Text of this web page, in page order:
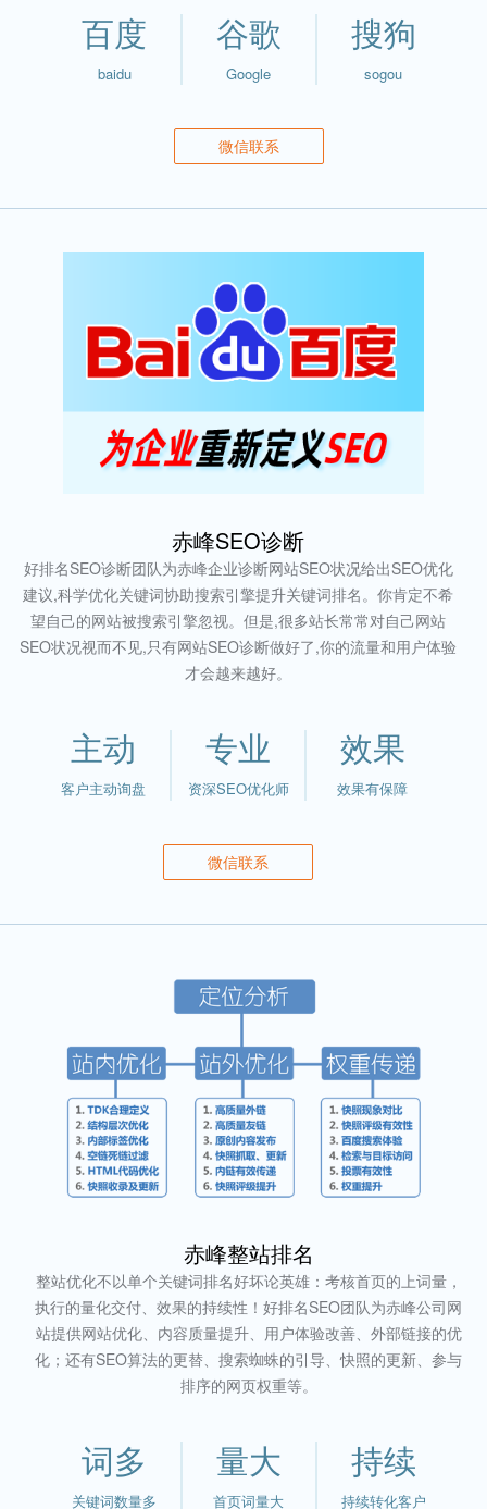
百度
baidu
谷歌
Google
搜狗
sogou
微信联系
赤峰SEO诊断
好排名SEO诊断团队为赤峰企业诊断网站SEO状况给出SEO优化
建议,科学优化关键词协助搜索引擎提升关键词排名。你肯定不希
望自己的网站被搜索引擎忽视。但是,很多站长常常对自己网站
SEO状况视而不见,只有网站SEO诊断做好了,你的流量和用户体验
才会越来越好。
主动
客户主动询盘
专业
资深SEO优化师
效果
效果有保障
微信联系
赤峰整站排名
整站优化不以单个关键词排名好坏论英雄：考核首页的上词量，
执行的量化交付、效果的持续性！好排名SEO团队为赤峰公司网
站提供网站优化、内容质量提升、用户体验改善、外部链接的优
化；还有SEO算法的更替、搜索蜘蛛的引导、快照的更新、参与
排序的网页权重等。
词多
关键词数量多
量大
首页词量大
持续
持续转化客户